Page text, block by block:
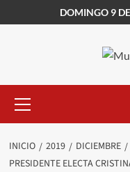
al
DOMINGO 9
primario
INICIO 2019 DICIEMBRE
PRESIDENTE ELECTA